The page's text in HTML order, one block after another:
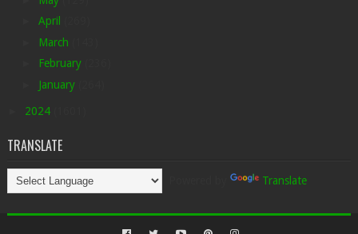
April
March
February
January
2024
TRANSLATE
Translate